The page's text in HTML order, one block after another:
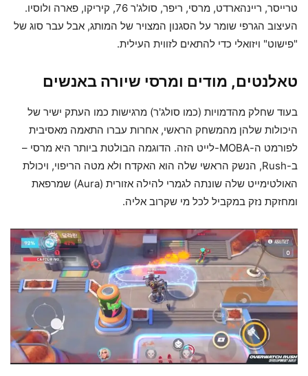
טרייסר, ריינהארדט, מרסי, ריפר, סולג'ר 76, קיריקו, פארה ולוסיו.
העיצוב הגרפי שומר על הסגנון המצויר של המותג, אבל עבר סוג של
"פישוט" ויזואלי כדי להתאים לזווית העילית.
טאלנטים, מודים ומרסי שיורה באנשים
בעוד שחלק מהדמויות (כמו סולג'ר) מרגישות כמו העתק ישיר של
היכולות שלהן מהמשחק הראשי, אחרות עברו התאמה מאסיבית
לפורמט ה-MOBA-לייט הזה. הדוגמה הבולטת ביותר היא מרסי –
ב-Rush, הנשק הראשי שלה הוא האקדח ולא מטה הריפוי, ויכולת
האולטימייט שלה שונתה לגמרי להילה אזורית (Aura) שמרפאת
ומחזקת נזק במקביל לכל מי שקרוב אליה.